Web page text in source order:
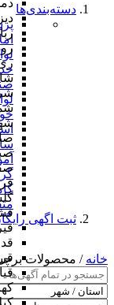
دسته‌بندی‌ها
ثبت اگهی
خانه / محصولات